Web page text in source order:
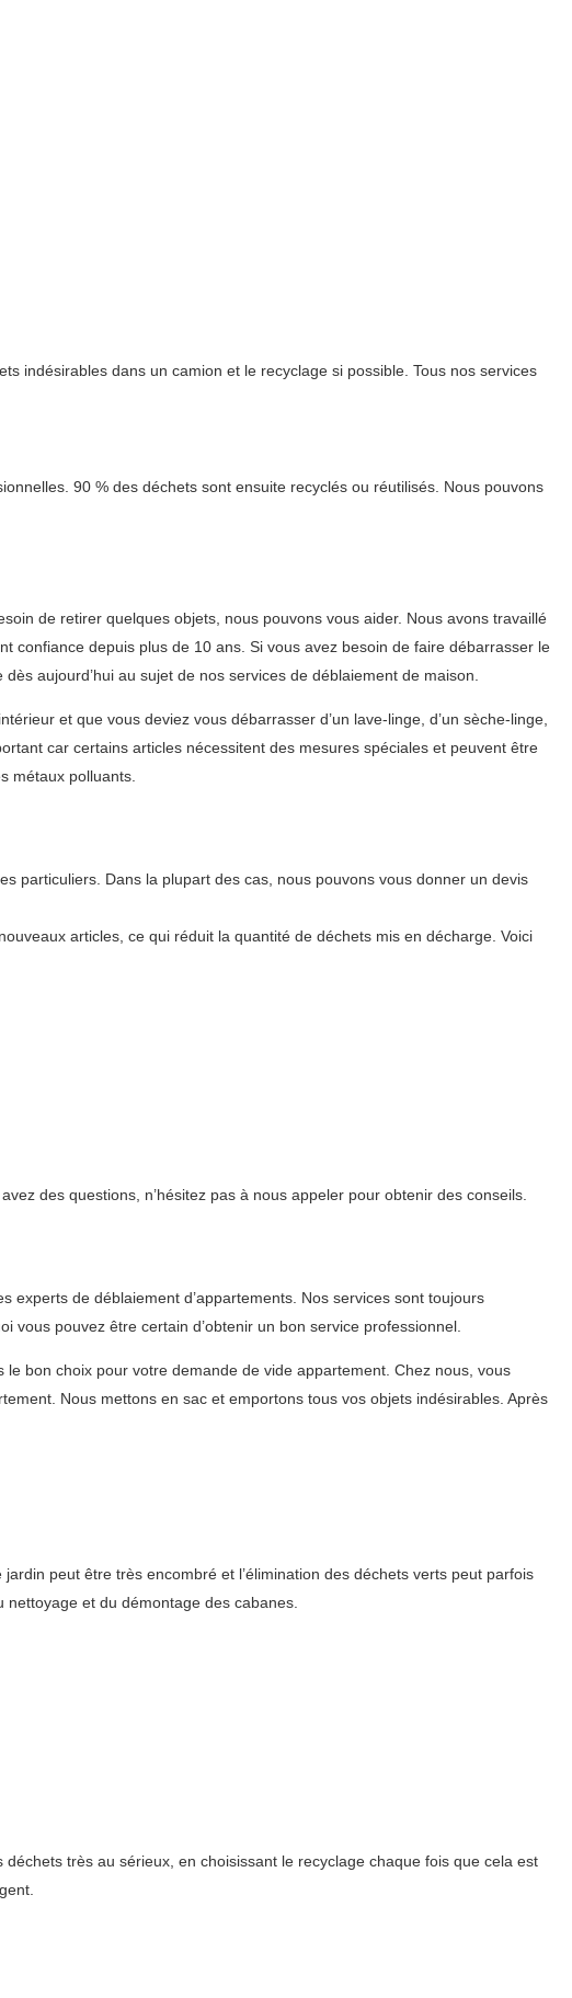
indésirables dans un camion et le recyclage si possible. Tous nos services
90 % des déchets sont ensuite recyclés ou réutilisés. Nous pouvons
de retirer quelques objets, nous pouvons vous aider. Nous avons travaillé
confiance depuis plus de 10 ans. Si vous avez besoin de faire débarrasser le
aujourd’hui au sujet de nos services de déblaiement de maison.
et que vous deviez vous débarrasser d’un lave-linge, d’un sèche-linge,
car certains articles nécessitent des mesures spéciales et peuvent être
métaux polluants.
particuliers. Dans la plupart des cas, nous pouvons vous donner un devis
articles, ce qui réduit la quantité de déchets mis en décharge. Voici
des questions, n’hésitez pas à nous appeler pour obtenir des conseils.
de déblaiement d’appartements. Nos services sont toujours
vous pouvez être certain d’obtenir un bon service professionnel.
bon choix pour votre demande de vide appartement. Chez nous, vous
Nous mettons en sac et emportons tous vos objets indésirables. Après
peut être très encombré et l’élimination des déchets verts peut parfois
et du démontage des cabanes.
très au sérieux, en choisissant le recyclage chaque fois que cela est